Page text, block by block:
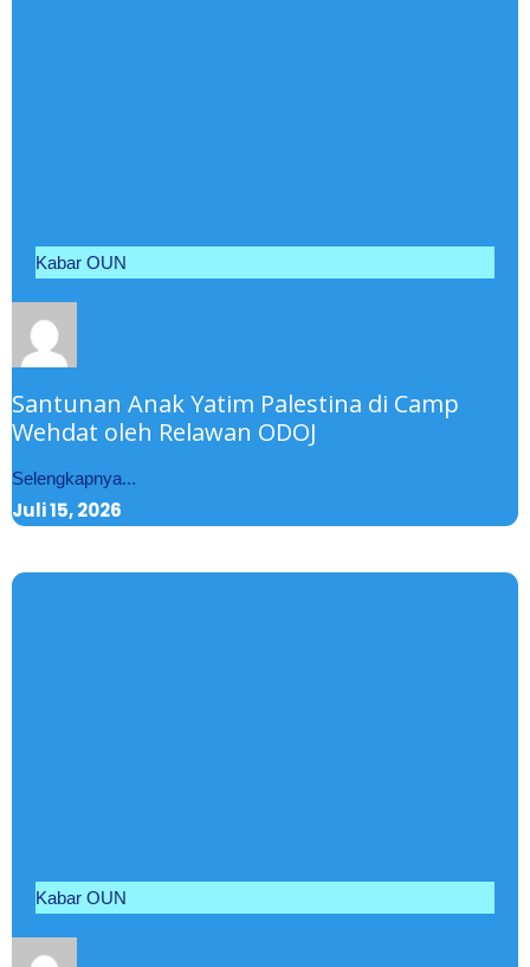
Kabar OUN
Santunan Anak Yatim Palestina di Camp
Wehdat oleh Relawan ODOJ
Selengkapnya...
Juli 15, 2026
Kabar OUN